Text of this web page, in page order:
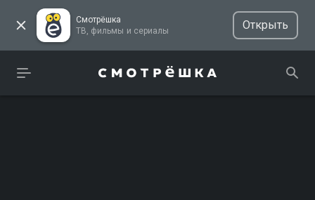
Смотрёшка
ТВ, фильмы и сериалы
Открыть